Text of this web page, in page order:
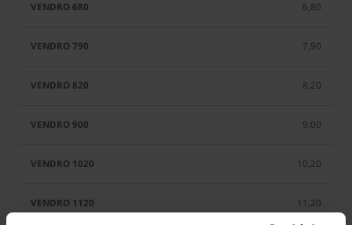
6,80
7,90
8,20
9,00
10,20
11,20